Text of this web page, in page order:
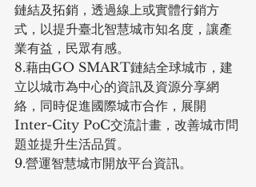
鏈結及拓銷，透過線上或實體行銷方
式，以提升臺北智慧城市知名度，讓產
業有益，民眾有感。
8.藉由GO SMART鏈結全球城市，建
立以城市為中心的資訊及資源分享網
絡，同時促進國際城市合作，展開
Inter-City PoC交流計畫，改善城市問
題並提升生活品質。
9.營運智慧城市開放平台資訊。